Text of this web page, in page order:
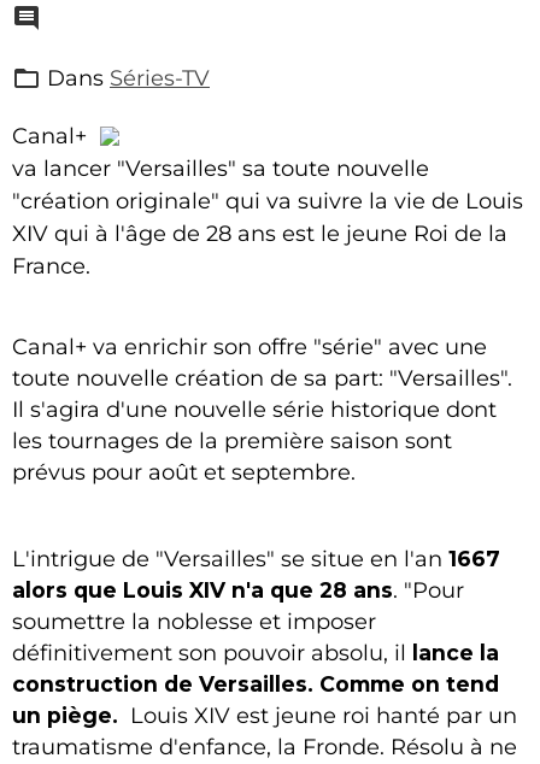
Dans Séries-TV
Canal+
va lancer "Versailles" sa toute nouvelle
"création originale" qui va suivre la vie de Louis
XIV qui à l'âge de 28 ans est le jeune Roi de la
France.
Canal+ va enrichir son offre "série" avec une
toute nouvelle création de sa part: "Versailles".
Il s'agira d'une nouvelle série historique dont
les tournages de la première saison sont
prévus pour août et septembre.
L'intrigue de "Versailles" se situe en l'an 1667
alors que Louis XIV n'a que 28 ans. "Pour
soumettre la noblesse et imposer
définitivement son pouvoir absolu, il lance la
construction de Versailles. Comme on tend
un piège.
Louis XIV est jeune roi hanté par un
traumatisme d'enfance, la Fronde. Résolu à ne